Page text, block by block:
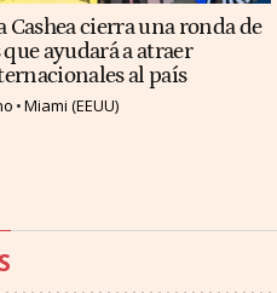
Cashea cierra una ronda de
ayudará a atraer
al país
Miami (EEUU)